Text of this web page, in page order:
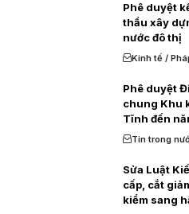
Phê duyệt
thầu xây
nước đô thị
Kinh tế /
Phê duyệt
chung Khu
Tĩnh đến
Tin trong
Sửa Luật
cấp, cắt
kiểm sang